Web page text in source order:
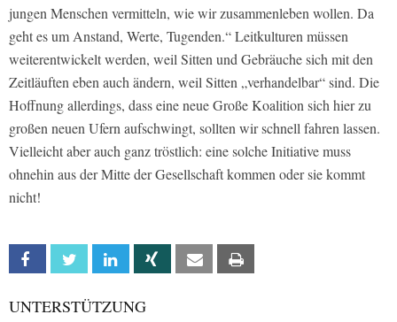
jungen Menschen vermitteln, wie wir zusammenleben wollen. Da
geht es um Anstand, Werte, Tugenden.“ Leitkulturen müssen
weiterentwickelt werden, weil Sitten und Gebräuche sich mit den
Zeitläuften eben auch ändern, weil Sitten „verhandelbar“ sind. Die
Hoffnung allerdings, dass eine neue Große Koalition sich hier zu
großen neuen Ufern aufschwingt, sollten wir schnell fahren lassen.
Vielleicht aber auch ganz tröstlich: eine solche Initiative muss
ohnehin aus der Mitte der Gesellschaft kommen oder sie kommt
nicht!
Facebook Twitter Linkedin Xing Email
UNTERSTÜTZUNG